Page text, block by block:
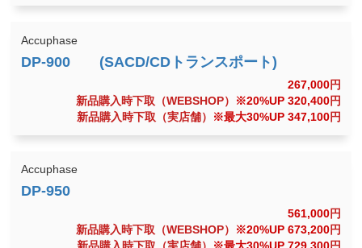
Accuphase
267,000円
新品購入時下取（WEBSHOP）
※20%UP 320,400円
新品購入時下取（実店舗）
※最大30%UP 347,100円
Accuphase
561,000円
新品購入時下取（WEBSHOP）
※20%UP 673,200円